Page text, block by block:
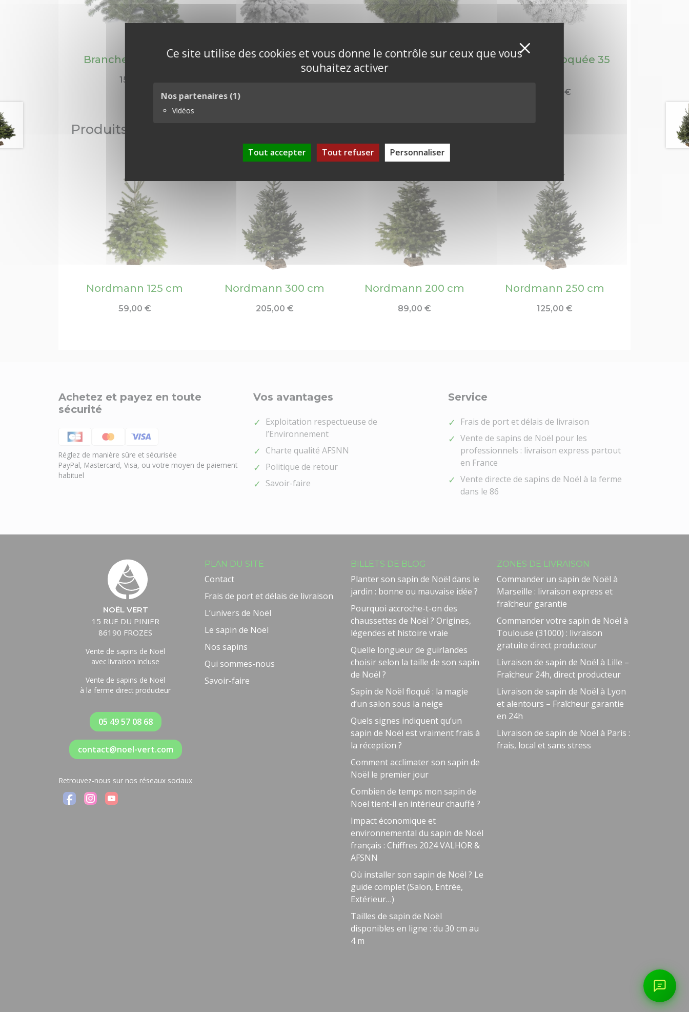
Ce site utilise des cookies et vous donne le contrôle sur ceux que vous
souhaitez activer
Nos partenaires(1)
Vidéos
Tout accepter Tout refuser Personnaliser
XMasquer le bandeau
Branches 60-80 cm
15,00
Nordmann floqué
Couronne de Noël 35
Couronne floquée 35
€
Produits similaires
Nordmann 125 cm
59,00 €
Nordmann 300 cm
205,00 €
Nordmann 200 cm
89,00 €
Nordmann 250 cm
125,00 €
Achetez et payez en toute
sécurité
Réglez de manière sûre et sécurisée
PayPal, Mastercard, Visa, ou votre moyen de paiement
habituel
Vos avantages
Exploitation respectueuse de
l’Environnement
Charte qualité AFSNN
Politique de retour
Savoir-faire
Service
Frais de port et délais de livraison
Vente de sapins de Noël pour les
professionnels : livraison express partout
en France
Vente directe de sapins de Noël à la ferme
dans le 86
NOËL VERT
15 RUE DU PINIER
86190 FROZES
Vente de sapins de Noël
avec livraison incluse
Vente de sapins de Noël
à la ferme direct producteur
05 49 57 08 68
contact@noel-vert.com
Retrouvez-nous sur nos réseaux sociaux
PLAN DU SITE
Contact
Frais de port et délais de livraison
L’univers de Noël
Le sapin de Noël
Nos sapins
Qui sommes-nous
Savoir-faire
BILLETS DE BLOG
Planter son sapin de Noël dans le
jardin : bonne ou mauvaise idée ?
Pourquoi accroche-t-on des
chaussettes de Noël ? Origines,
légendes et histoire vraie
Quelle longueur de guirlandes
choisir selon la taille de son sapin
de Noël ?
Sapin de Noël floqué : la magie
d’un salon sous la neige
Quels signes indiquent qu’un
sapin de Noël est vraiment frais à
la réception ?
Comment acclimater son sapin de
Noël le premier jour
Combien de temps mon sapin de
Noël tient-il en intérieur chauffé ?
Impact économique et
environnemental du sapin de Noël
français : Chiffres 2024 VALHOR &
AFSNN
Où installer son sapin de Noël ? Le
guide complet (Salon, Entrée,
Extérieur…)
Tailles de sapin de Noël
disponibles en ligne : du 30 cm au
4 m
ZONES DE LIVRAISON
Commander un sapin de Noël à
Marseille : livraison express et
fraîcheur garantie
Commander votre sapin de Noël à
Toulouse (31000) : livraison
gratuite direct producteur
Livraison de sapin de Noël à Lille –
Fraîcheur 24h, direct producteur
Livraison de sapin de Noël à Lyon
et alentours – Fraîcheur garantie
en 24h
Livraison de sapin de Noël à Paris :
frais, local et sans stress
Besoin d'aide ?
Bienvenue chez NOEL VERT